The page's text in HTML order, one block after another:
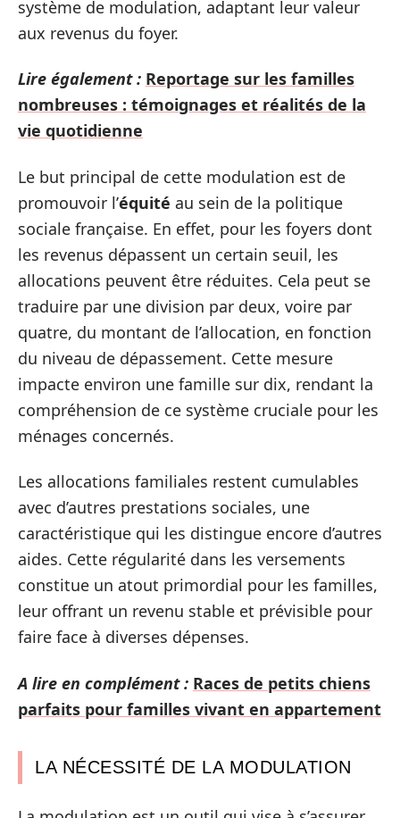
système de modulation, adaptant leur valeur
aux revenus du foyer.
Lire également : Reportage sur les familles
nombreuses : témoignages et réalités de la
vie quotidienne
Le but principal de cette modulation est de
promouvoir l’équité au sein de la politique
sociale française. En effet, pour les foyers dont
les revenus dépassent un certain seuil, les
allocations peuvent être réduites. Cela peut se
traduire par une division par deux, voire par
quatre, du montant de l’allocation, en fonction
du niveau de dépassement. Cette mesure
impacte environ une famille sur dix, rendant la
compréhension de ce système cruciale pour les
ménages concernés.
Les allocations familiales restent cumulables
avec d’autres prestations sociales, une
caractéristique qui les distingue encore d’autres
aides. Cette régularité dans les versements
constitue un atout primordial pour les familles,
leur offrant un revenu stable et prévisible pour
faire face à diverses dépenses.
A lire en complément : Races de petits chiens
parfaits pour familles vivant en appartement
LA NÉCESSITÉ DE LA MODULATION